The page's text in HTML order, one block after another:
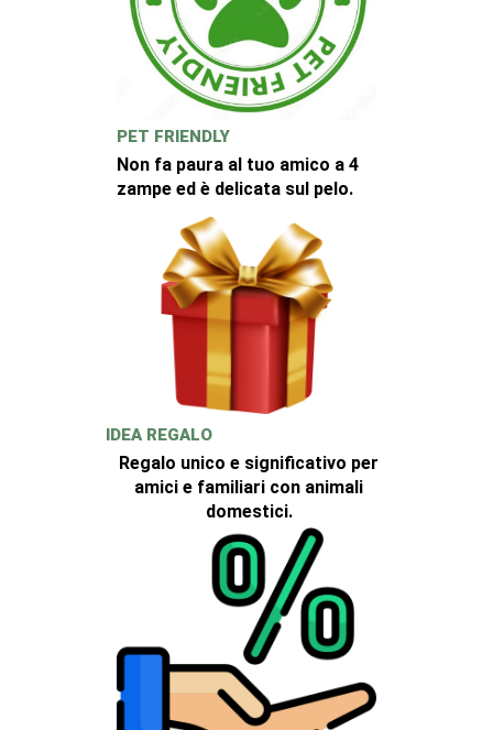
PET FRIENDLY
Non fa paura al tuo amico a 4
zampe ed è delicata sul pelo.
IDEA REGALO
Regalo unico e significativo per
amici e familiari con animali
domestici.